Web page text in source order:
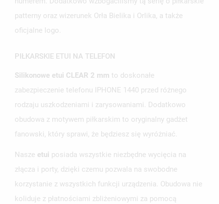
patterny oraz wizerunek Orła Bielika i Orlika, a także
oficjalne logo.
PIŁKARSKIE ETUI NA TELEFON
Silikonowe etui CLEAR 2 mm to doskonałe
zabezpieczenie telefonu IPHONE 1440 przed różnego
rodzaju uszkodzeniami i zarysowaniami. Dodatkowo
obudowa z motywem piłkarskim to oryginalny gadżet
fanowski, który sprawi, że będziesz się wyróżniać.
Nasze etui posiada wszystkie niezbędne wycięcia na
złącza i porty, dzięki czemu pozwala na swobodne
korzystanie z wszystkich funkcji urządzenia. Obudowa nie
koliduje z płatnościami zbliżeniowymi za pomocą
add_circle_outline UTWÓRZ NOWĄ LISTĘ